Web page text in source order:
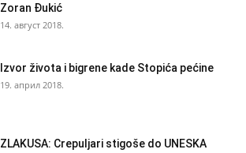
Zoran Đukić
14. август 2018.
Izvor života i bigrene kade Stopića pećine
19. април 2018.
ZLAKUSA: Crepuljari stigoše do UNESKA